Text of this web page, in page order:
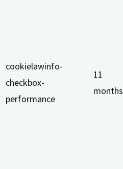
cookielawinfo-
checkbox-
performance
11
months